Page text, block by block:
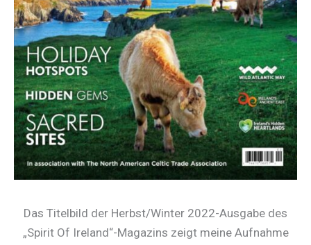
Das Titelbild der Herbst/Winter 2022-Ausgabe des
„Spirit Of Ireland“-Magazins zeigt meine Aufnahme